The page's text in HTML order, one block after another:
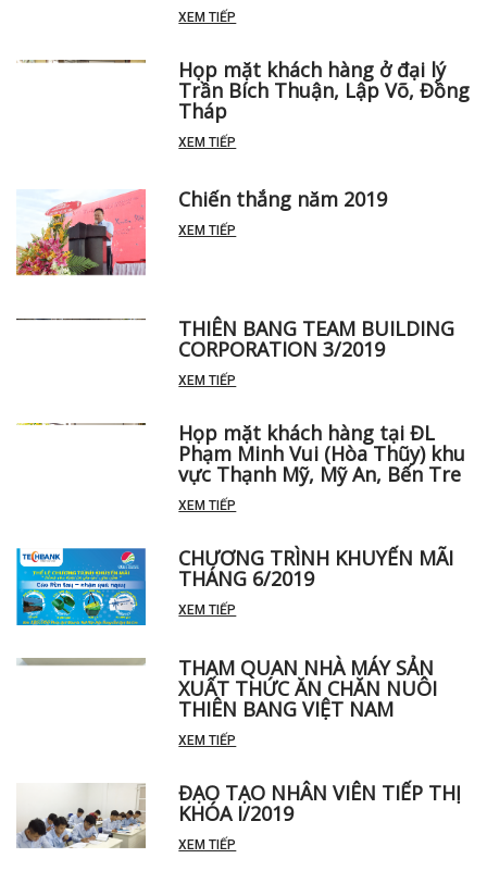
XEM TIẾP
Họp mặt khách hàng ở đại lý
Trần Bích Thuận, Lập Võ, Đồng
Tháp
XEM TIẾP
Chiến thắng năm 2019
XEM TIẾP
THIÊN BANG TEAM BUILDING
CORPORATION 3/2019
XEM TIẾP
Họp mặt khách hàng tại ĐL
Phạm Minh Vui (Hòa Thũy) khu
vực Thạnh Mỹ, Mỹ An, Bến Tre
XEM TIẾP
CHƯƠNG TRÌNH KHUYẾN MÃI
THÁNG 6/2019
XEM TIẾP
THAM QUAN NHÀ MÁY SẢN
XUẤT THỨC ĂN CHĂN NUÔI
THIÊN BANG VIỆT NAM
XEM TIẾP
ĐẠO TẠO NHÂN VIÊN TIẾP THỊ
KHÓA I/2019
XEM TIẾP